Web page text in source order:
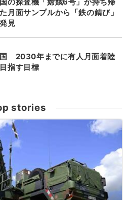
月面サンプルから「鉄の錆び」
見
2030年までに有人月面着陸
指す目標
stories